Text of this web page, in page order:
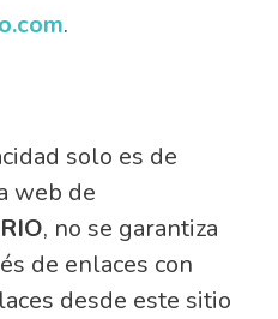
.
solo es de
web de
, no se garantiza
de enlaces con
desde este sitio